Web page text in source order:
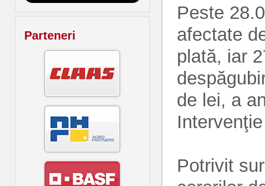
Parteneri
Peste
afectate
plată, iar
de lei, a
Potrivit